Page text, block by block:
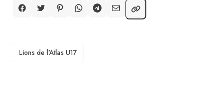
Lions de l'Atlas U17